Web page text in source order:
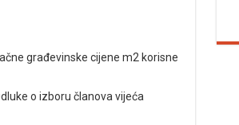
građevinske cijene m2 korisne
o izboru članova vijeća